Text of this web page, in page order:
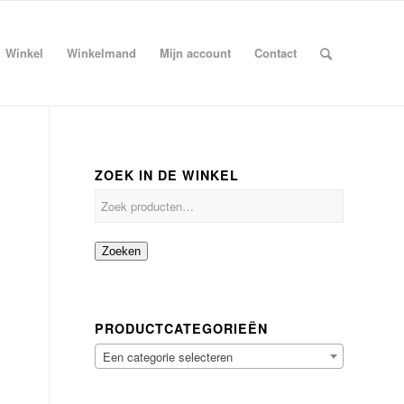
Winkel Winkelmand Mijn account Contact
ZOEK IN DE WINKEL
Zoeken
PRODUCTCATEGORIEËN
Een categorie selecteren